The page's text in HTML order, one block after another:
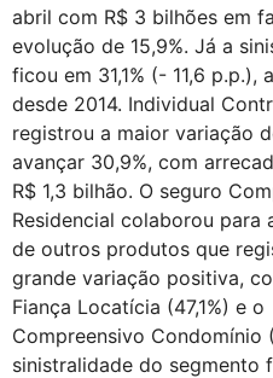
abril com R$ 3 bilhões em
evolução de 15,9%. Já a
ficou em 31,1% (- 11,6 p.p.),
desde 2014. Individual
registrou a maior variação
avançar 30,9%, com
R$ 1,3 bilhão. O seguro
Residencial colaborou para
de outros produtos que
grande variação positiva,
Fiança Locatícia (47,1%) e o
Compreensivo Condomínio
sinistralidade do segmento